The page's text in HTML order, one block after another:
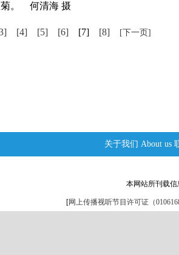
。 何清海 摄
[4] [5] [6] [7] [8] [下一页]
关于我们 About us
本网站所刊载
[网上传播视听节目许可证（